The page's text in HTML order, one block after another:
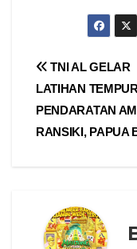
Navigasi
pos
TNI AL GELAR
LATIHAN TEMPUR
PENDARATAN
RANSIKI, PAPUA